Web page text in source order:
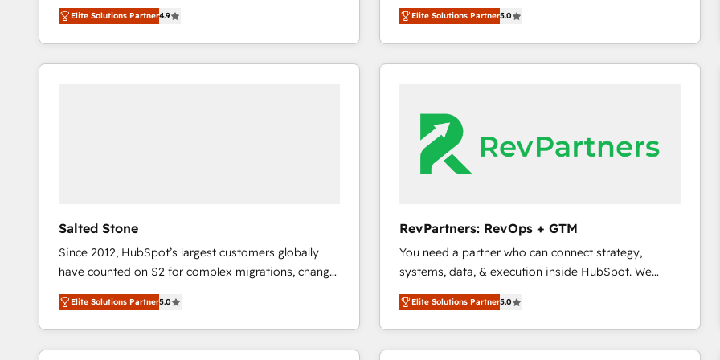
HubSpot大百科 出版 CRM・AI活用に関するご相談、現
North America. Avec plus de 115 experts en
marketing automation, Growth, Revops, CRM et
webdesign. Markentive is both a consulting firm, a
digital agency and an integrator. With over 115
Elite Solutions Partner4.9
growth. As a triple-accredited HubSpot Solutions
Partner, we specialize in both strategic RevOps
planning and hands-on technical execution - building
the operational foundation companies need to
Franchises - Professional Services - And more! How
we help: ✔️ Full HubSpot implementations and portal
optimization ✔️ Data migrations, CRM architecture,
and reporting foundations ✔️ Custom integrations
based engagements and ongoing RevOps
partnerships, we guide organizations through the
revenue maturity model - delivering the right
improvements at the right time so operations
evolve strategically and sustainably as the business
grows.
Elite Solutions Partner5.0
Salted Stone
Since 2012, HubSpot’s largest customers globally
have counted on S2 for complex migrations, change
management, systems integration, and creative
solutions that deliver measurable impact and
transform brand experiences As one of the few full-
service creative agencies in the HubSpot
Elite Solutions Partner5.0
RevPartners: RevOps + GTM
You need a partner who can connect strategy,
systems, data, & execution inside HubSpot. We
bridge the gap where most agencies fall short by
combining GTM strategy with technical execution to
solve the right problem with the right solution. As the
only firm in the world to hold Elite Partner
Elite Solutions Partner5.0